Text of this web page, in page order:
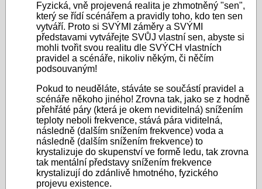
Fyzická, vně projevená realita je zhmotněný "sen",
který se řídí scénářem a pravidly toho, kdo ten sen
vytváří. Proto si SVÝMI záměry a SVÝMI
představami vytvářejte SVŮJ vlastní sen, abyste si
mohli tvořit svou realitu dle SVÝCH vlastních
pravidel a scénáře, nikoliv někým, či něčím
podsouvaným!
Pokud to neuděláte, stáváte se součástí pravidel a
scénáře někoho jiného! Zrovna tak, jako se z hodně
přehřáté páry (která je okem neviditelná) snížením
teploty neboli frekvence, stává pára viditelná,
následně (dalším snížením frekvence) voda a
následně (dalším snížením frekvence) to
krystalizuje do skupenství ve formě ledu, tak zrovna
tak mentální představy snížením frekvence
krystalizují do zdánlivě hmotného, fyzického
projevu existence.